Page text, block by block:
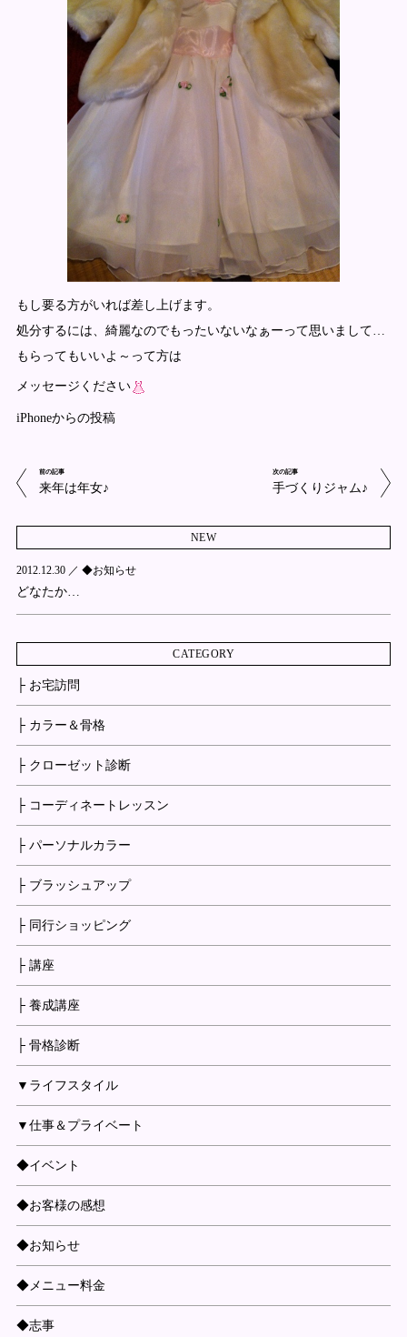
もし要る方がいれば差し上げます。
処分するには、綺麗なのでもったいないなぁーって思いまして…
もらってもいいよ～って方は
メッセージください
iPhoneからの投稿
前の記事
来年は年女♪
次の記事
手づくりジャム♪
NEW
2012.12.30 ／ ◆お知らせ
どなたか…
CATEGORY
├ お宅訪問
├ カラー＆骨格
├ クローゼット診断
├ コーディネートレッスン
├ パーソナルカラー
├ ブラッシュアップ
├ 同行ショッピング
├ 講座
├ 養成講座
├ 骨格診断
▼ライフスタイル
▼仕事＆プライベート
◆イベント
◆お客様の感想
◆お知らせ
◆メニュー料金
◆志事